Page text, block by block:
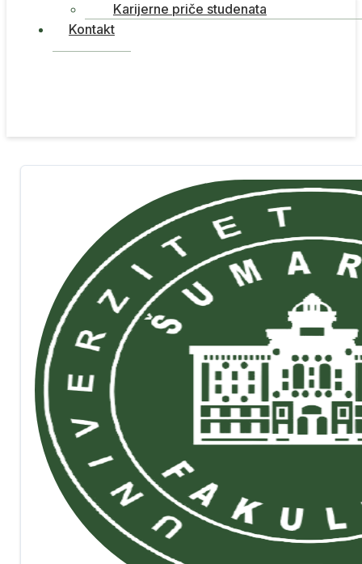
Karijerne priče studenata
Kontakt